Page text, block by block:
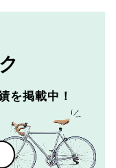
を掲載中！